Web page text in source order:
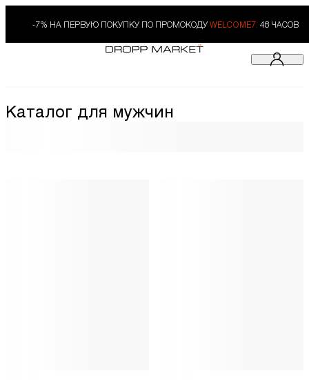
-7% НА ПЕРВУЮ ПОКУПКУ ПО ПРОМОКОДУ WELCOME7. 48 ЧАСОВ
Каталог для мужчин